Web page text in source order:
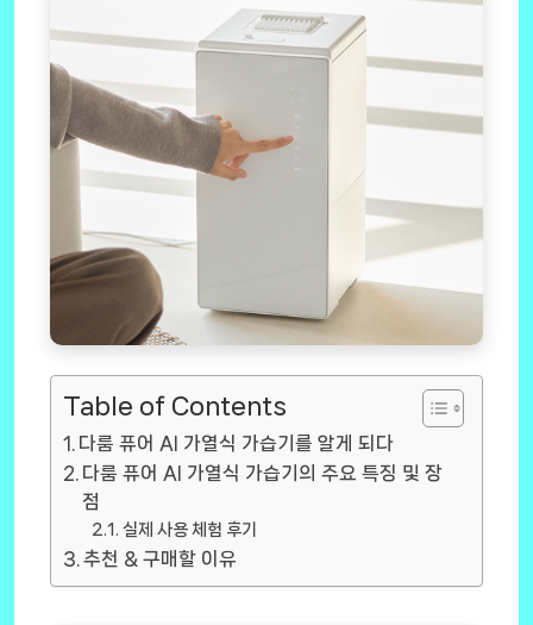
Table of Contents
다룸 퓨어 AI 가열식 가습기를 알게 되다
다룸 퓨어 AI 가열식 가습기의 주요 특징 및 장
점
실제 사용 체험 후기
추천 & 구매할 이유